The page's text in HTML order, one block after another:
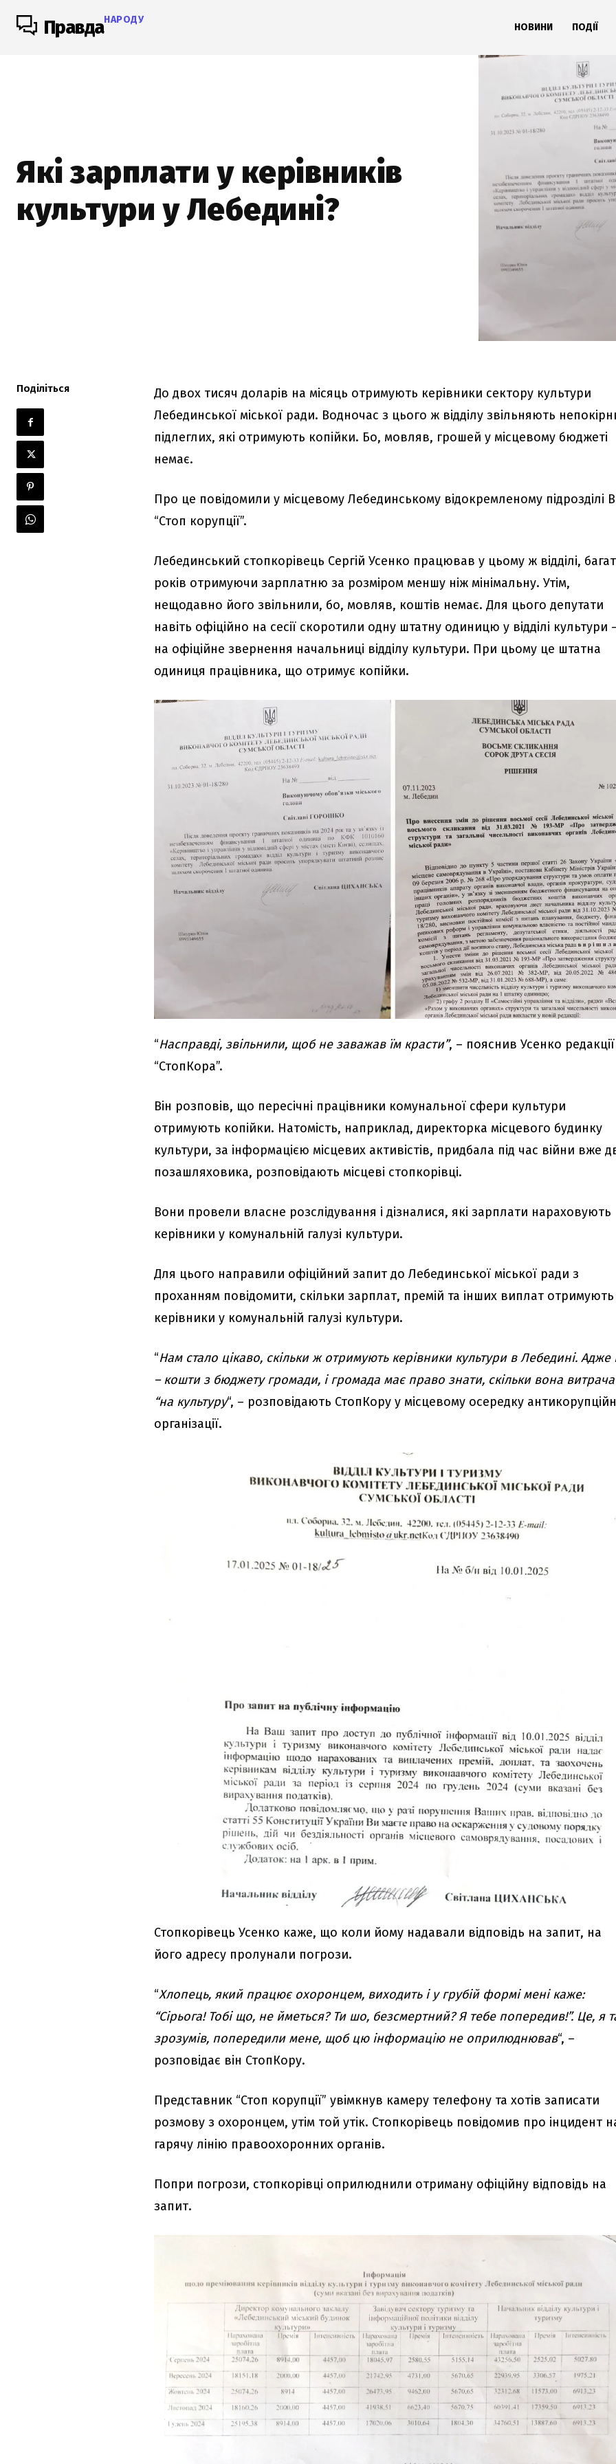
ПравдаНАРОДУ
НОВИНИ ПОДІЇ
Які зарплати у керівників
культури у Лебедині?
Поділіться
До двох тисяч доларів на місяць отримують керівники сектору культури
Лебединської міської ради. Водночас з цього ж відділу звільняють
підлеглих, які отримують копійки. Бо, мовляв, грошей у місцевому бюджеті
немає.
Про це повідомили у місцевому Лебединському відокремленому підрозділі
“Стоп корупції”.
Лебединський стопкорівець Сергій Усенко працював у цьому ж відділі,
років отримуючи зарплатню за розміром меншу ніж мінімальну. Утім,
нещодавно його звільнили, бо, мовляв, коштів немає. Для цього депутати
навіть офіційно на сесії скоротили одну штатну одиницю у відділі культури
на офіційне звернення начальниці відділу культури. При цьому це штатна
одиниця працівника, що отримує копійки.
“Насправді, звільнили, щоб не заважав їм красти”, – пояснив Усенко редакції
“СтопКора”.
Він розповів, що пересічні працівники комунальної сфери культури
отримують копійки. Натомість, наприклад, директорка місцевого будинку
культури, за інформацією місцевих активістів, придбала під час війни вже
позашляховика, розповідають місцеві стопкорівці.
Вони провели власне розслідування і дізналися, які зарплати нараховують
керівники у комунальній галузі культури.
Для цього направили офіційний запит до Лебединської міської ради з
проханням повідомити, скільки зарплат, премій та інших виплат отримують
керівники у комунальній галузі культури.
“Нам стало цікаво, скільки ж отримують керівники культури в Лебедині. Адже
– кошти з бюджету громади, і громада має право знати, скільки вона
“на культуру“, – розповідають СтопКору у місцевому осередку
організації.
Стопкорівець Усенко каже, що коли йому надавали відповідь на запит, на
його адресу пролунали погрози.
“Хлопець, який працює охоронцем, виходить і у грубій формі мені каже:
“Сірьога! Тобі що, не йметься? Ти шо, безсмертний? Я тебе попередив!”. Це, я
зрозумів, попередили мене, щоб цю інформацію не оприлюднював“, –
розповідає він СтопКору.
Представник “Стоп корупції” увімкнув камеру телефону та хотів записати
розмову з охоронцем, утім той утік. Стопкорівець повідомив про інцидент
гарячу лінію правоохоронних органів.
Попри погрози, стопкорівці оприлюднили отриману офіційну відповідь на
запит.